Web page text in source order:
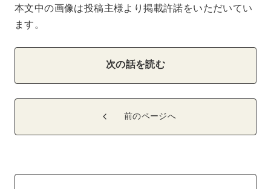
本文中の画像は投稿主様より掲載許諾をいただいてい
ます。
次の話を読む
前のページへ